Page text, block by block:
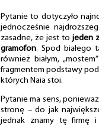
Pytanie to dotyczyło
jednocześnie
zasadne, że jest to jeden
gramofon. Spod białego
również białym,
fragmentem podstawy
których Naia stoi.
Pytanie ma sens,
stronę – do jak
jednak znamy tę firmę